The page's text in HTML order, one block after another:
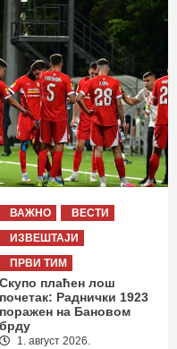
ВАЖНО
ВЕСТИ
ИЗВЕШТАЈИ
ПРВИ ТИМ
Скупо плаћен лош
почетак: Раднички 1923
поражен на Бановом
брду
1. август 2026.